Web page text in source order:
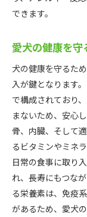
できます。
愛犬の健康を
犬の健康を守るた
入が鍵となります
で構成されており
まないため、安心
骨、内臓、そして
るビタミンやミネ
日常の食事に取り
れ、長寿にもつな
る栄養素は、免疫
があるため、愛犬